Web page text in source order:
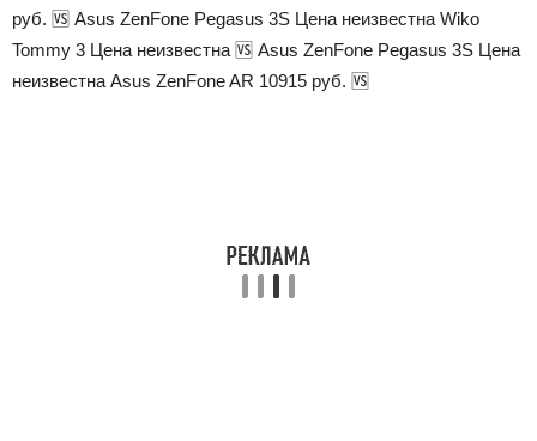
руб. 🆚 Asus ZenFone Pegasus 3S Цена неизвестна Wiko
Tommy 3 Цена неизвестна 🆚 Asus ZenFone Pegasus 3S Цена
неизвестна Asus ZenFone AR 10915 руб. 🆚